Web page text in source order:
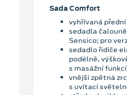
Sada Comfort
vyhřívaná
sedadla
Sensico; pro
sedadlo řidiče
podélně,
s masážní
vnější zpětná
s uvítací